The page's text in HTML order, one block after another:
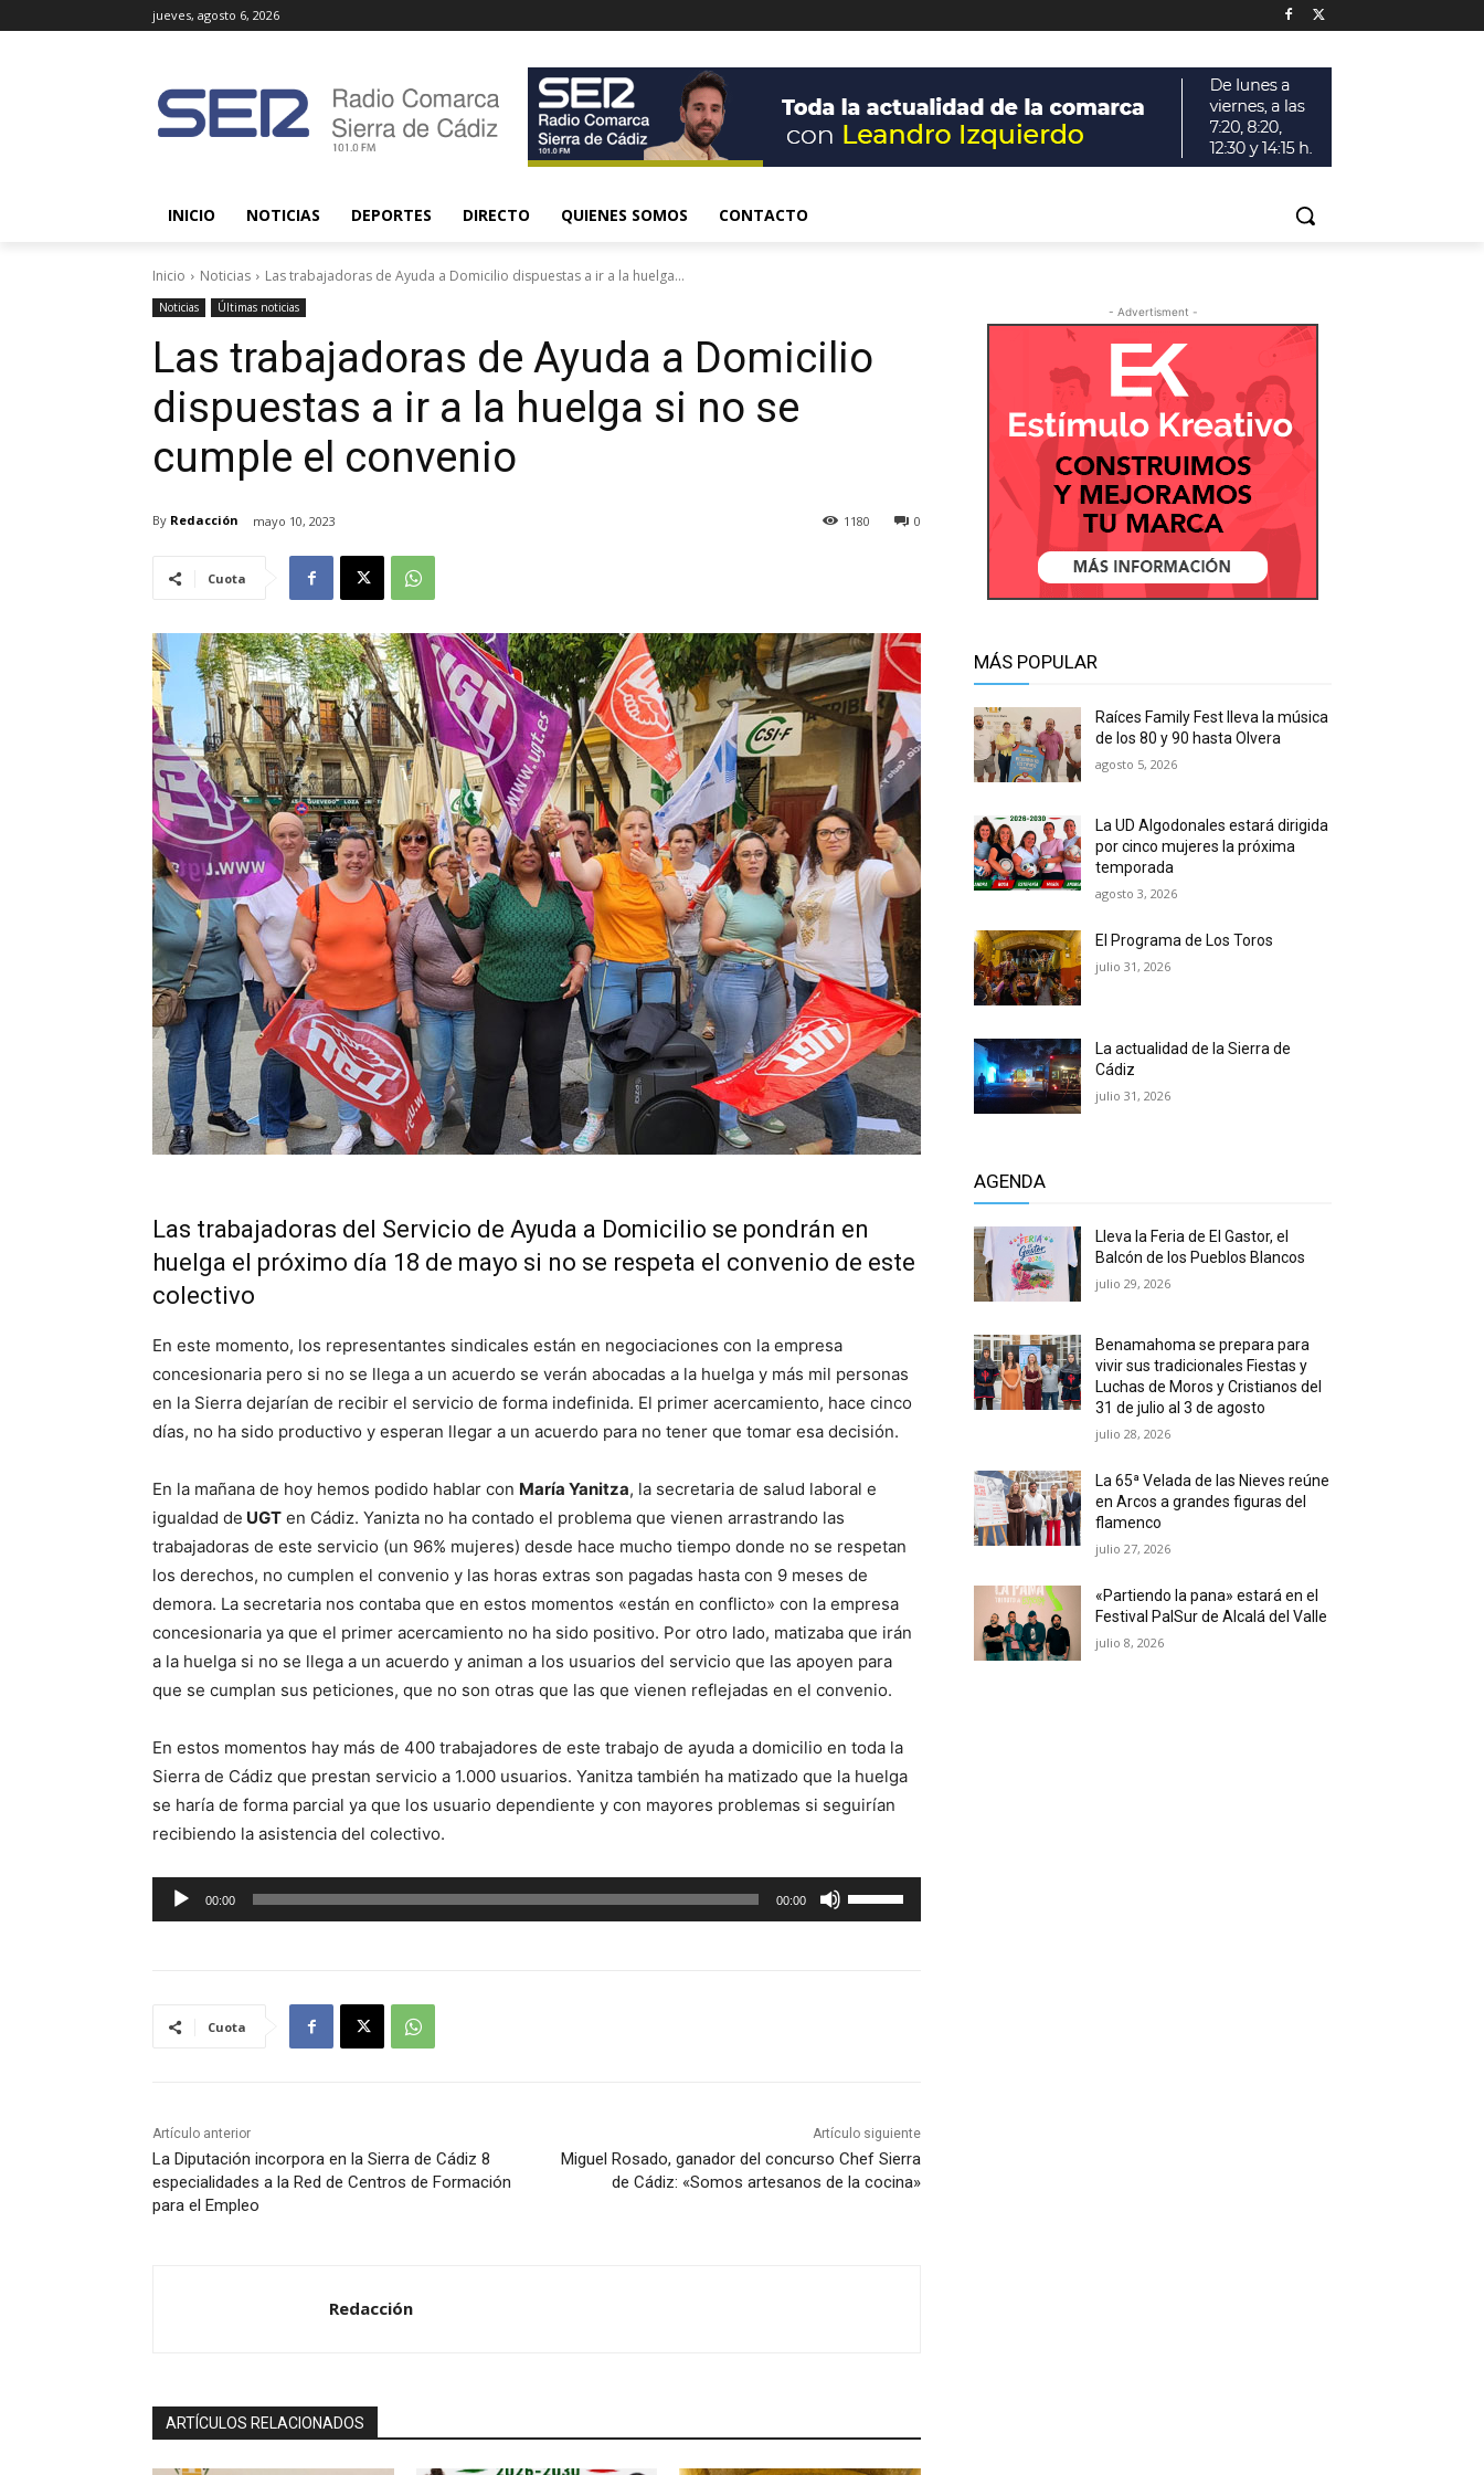
jueves, agosto 6, 2026
INICIO NOTICIAS DEPORTES DIRECTO QUIENES SOMOS CONTACTO
Inicio Noticias Las trabajadoras de Ayuda a Domicilio dispuestas a ir a la huelga...
Noticias Últimas noticias
Las trabajadoras de Ayuda a Domicilio
dispuestas a ir a la huelga si no se
cumple el convenio
By Redacción mayo 10, 2023 0
1180
Cuota
Las trabajadoras del Servicio de Ayuda a Domicilio se pondrán en
huelga el próximo día 18 de mayo si no se respeta el convenio de este
colectivo
En este momento, los representantes sindicales están en negociaciones con la empresa
concesionaria pero si no se llega a un acuerdo se verán abocadas a la huelga y más mil personas
en la Sierra dejarían de recibir el servicio de forma indefinida. El primer acercamiento, hace cinco
días, no ha sido productivo y esperan llegar a un acuerdo para no tener que tomar esa decisión.
En la mañana de hoy hemos podido hablar con María Yanitza, la secretaria de salud laboral e
igualdad de UGT en Cádiz. Yanizta no ha contado el problema que vienen arrastrando las
trabajadoras de este servicio (un 96% mujeres) desde hace mucho tiempo donde no se respetan
los derechos, no cumplen el convenio y las horas extras son pagadas hasta con 9 meses de
demora. La secretaria nos contaba que en estos momentos «están en conflicto» con la empresa
concesionaria ya que el primer acercamiento no ha sido positivo. Por otro lado, matizaba que irán
a la huelga si no se llega a un acuerdo y animan a los usuarios del servicio que las apoyen para
que se cumplan sus peticiones, que no son otras que las que vienen reflejadas en el convenio.
En estos momentos hay más de 400 trabajadores de este trabajo de ayuda a domicilio en toda la
Sierra de Cádiz que prestan servicio a 1.000 usuarios. Yanitza también ha matizado que la huelga
se haría de forma parcial ya que los usuario dependiente y con mayores problemas si seguirían
recibiendo la asistencia del colectivo.
e
o
r
d
00:00 00:00
t
s
t
l
e
Cuota
Artículo anterior
La Diputación incorpora en la Sierra de Cádiz 8
especialidades a la Red de Centros de Formación
para el Empleo
Artículo siguiente
Miguel Rosado, ganador del concurso Chef Sierra
de Cádiz: «Somos artesanos de la cocina»
Redacción
ARTÍCULOS RELACIONADOS
- Advertisment -
MÁS POPULAR
Raíces Family Fest lleva la música
de los 80 y 90 hasta Olvera
agosto 5, 2026
La UD Algodonales estará dirigida
por cinco mujeres la próxima
temporada
agosto 3, 2026
El Programa de Los Toros
julio 31, 2026
La actualidad de la Sierra de
Cádiz
julio 31, 2026
AGENDA
Lleva la Feria de El Gastor, el
Balcón de los Pueblos Blancos
julio 29, 2026
Benamahoma se prepara para
vivir sus tradicionales Fiestas y
Luchas de Moros y Cristianos del
31 de julio al 3 de agosto
julio 28, 2026
La 65ª Velada de las Nieves reúne
en Arcos a grandes figuras del
flamenco
julio 27, 2026
«Partiendo la pana» estará en el
Festival PalSur de Alcalá del Valle
julio 8, 2026